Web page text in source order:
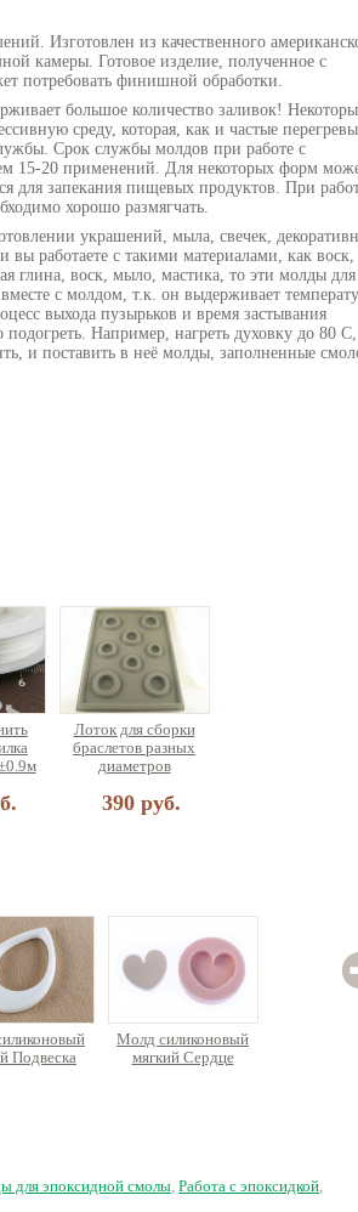
Изготовлен из качественного
камеры. Готовое изделие, полученное с
потребовать финишной обработки.
большое количество заливок!
среду, которая, как и частые перегревы
Срок службы молдов при работе с
15-20 применений. Для некоторых форм
для запекания пищевых продуктов. При
хорошо размягчать.
украшений, мыла, свечек,
вы работаете с такими материалами, как воск,
глина, воск, мыло, мастика, то эти молды для
с молдом, т.к. он выдерживает
выхода пузырьков и время застывания
Например, нагреть духовку до 80 C,
и поставить в неё молды, заполненные
Лоток для сборки
браслетов разных
диаметров
390 руб.
Подвеска
Молд силиконовый
мягкий Сердце
для эпоксидной смолы, Работа с эпоксидкой,